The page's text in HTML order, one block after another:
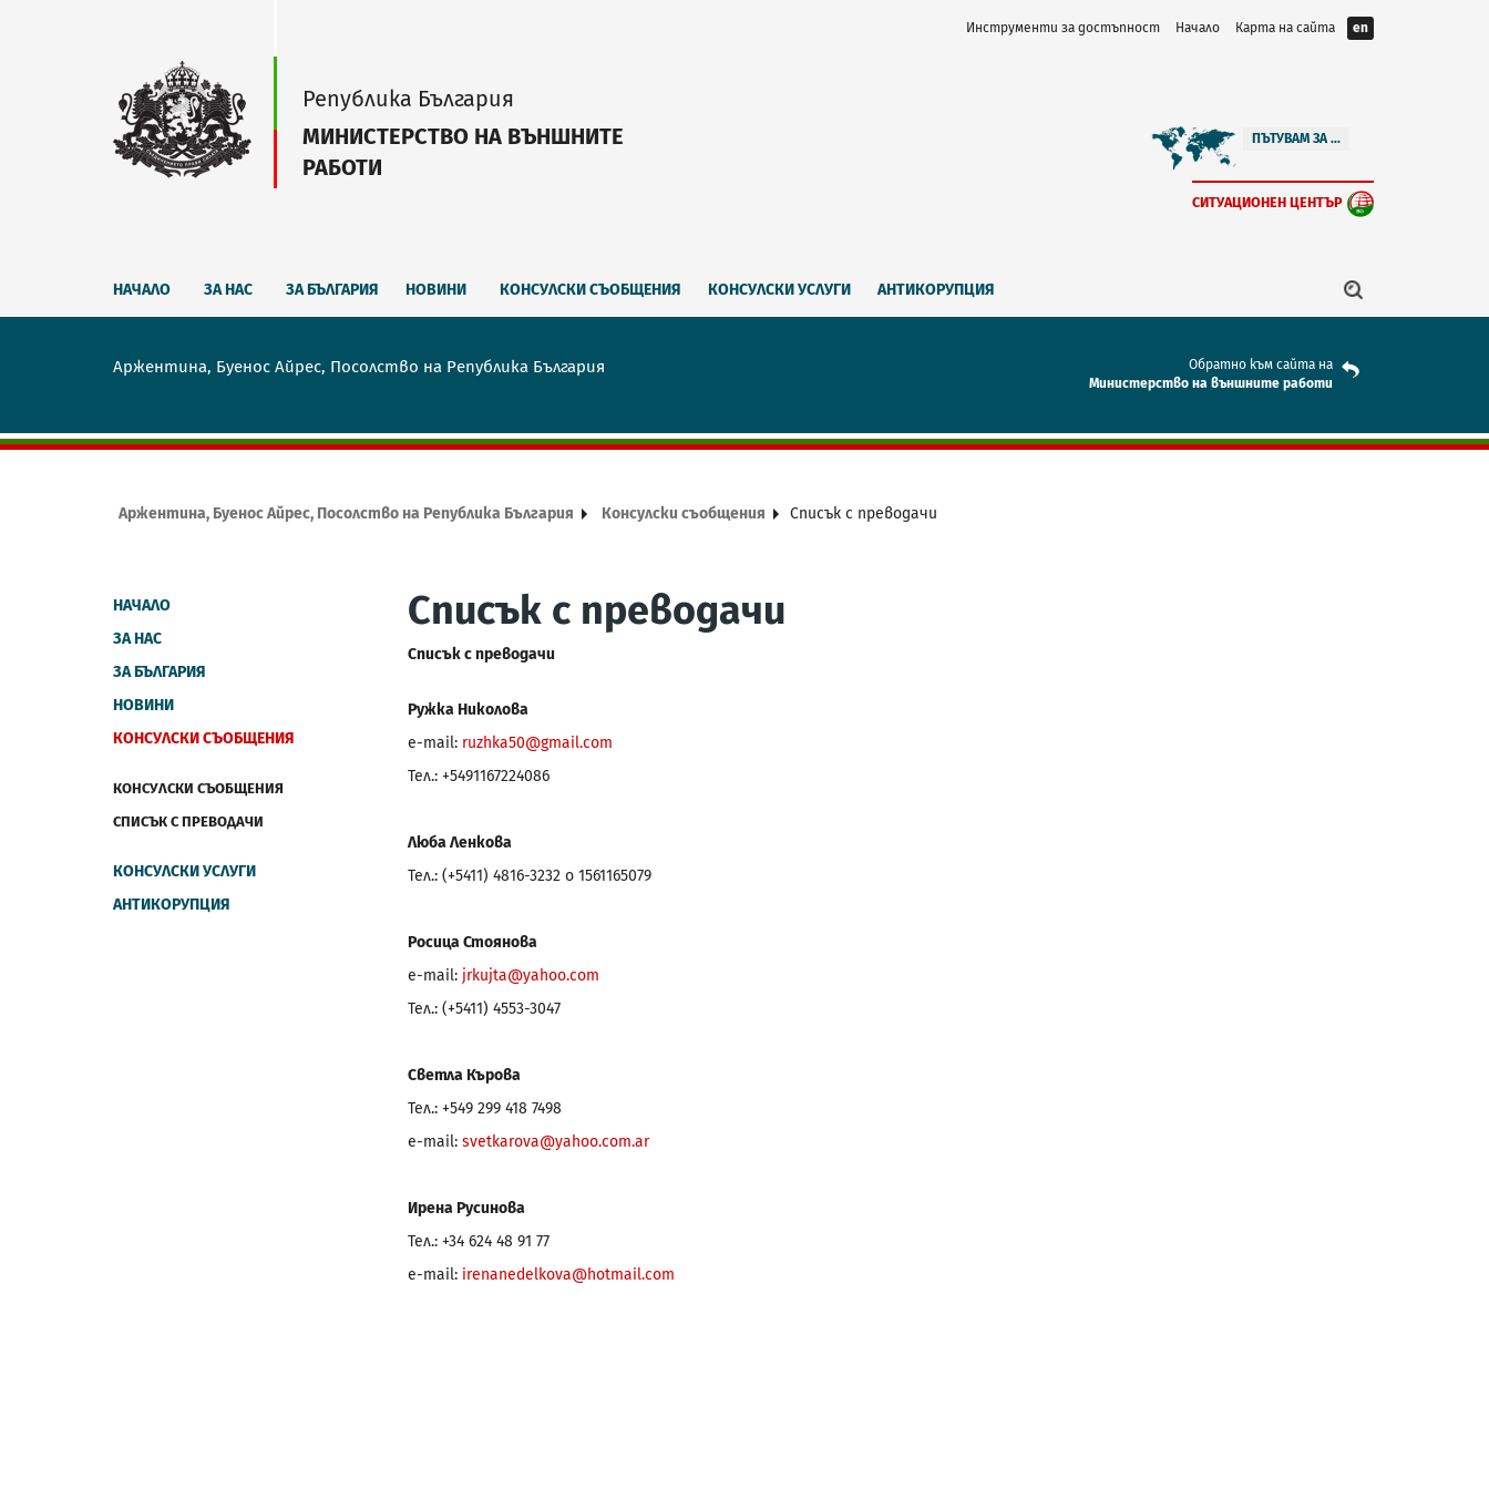
Инструменти за достъпност Начало Карта на сайта en
Република България
МИНИСТЕРСТВО НА ВЪНШНИТЕ
РАБОТИ
ПЪТУВАМ ЗА ...
СИТУАЦИОНЕН ЦЕНТЪР
НАЧАЛО ЗА НАС ЗА БЪЛГАРИЯ НОВИНИ КОНСУЛСКИ СЪОБЩЕНИЯ КОНСУЛСКИ УСЛУГИ АНТИКОРУПЦИЯ
Аржентина, Буенос Айрес, Посолство на Република България
Обратно към сайта на
Mинистерство на външните работи
Аржентина, Буенос Айрес, Посолство на Република България Консулски съобщения Списък с преводачи
НАЧАЛО
ЗА НАС
ЗА БЪЛГАРИЯ
НОВИНИ
КОНСУЛСКИ СЪОБЩЕНИЯ
КОНСУЛСКИ СЪОБЩЕНИЯ
СПИСЪК С ПРЕВОДАЧИ
КОНСУЛСКИ УСЛУГИ
АНТИКОРУПЦИЯ
Списък с преводачи
Списък с преводачи
Ружка Николова
e-mail: ruzhka50@gmail.com
Тел.: +5491167224086
Люба Ленкова
Тел.: (+5411) 4816-3232 o 1561165079
Росица Стоянова
e-mail: jrkujta@yahoo.com
Тел.: (+5411) 4553-3047
Светла Кърова
Тел.: +549 299 418 7498
e-mail: svetkarova@yahoo.com.ar
Ирена Русинова
Тел.: +34 624 48 91 77
e-mail: irenanedelkova@hotmail.com